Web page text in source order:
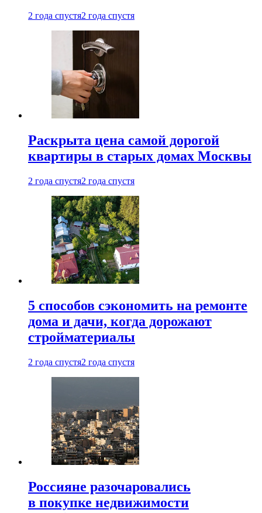
2 года спустя2 года спустя
Раскрыта цена самой дорогой
квартиры в старых домах Москвы
2 года спустя2 года спустя
5 способов сэкономить на ремонте
дома и дачи, когда дорожают
стройматериалы
2 года спустя2 года спустя
Россияне разочаровались
в покупке недвижимости